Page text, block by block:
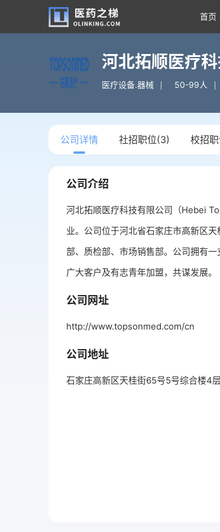
首页
河北拓顺医疗
医疗设备.器械 50-99人
公司详情 社招职位(3) 校招
公司介绍
河北拓顺医疗科技有限公司（Hebei
业。公司位于河北省石家庄市高新区
部、质检部、市场销售部。公司拥有
广大客户及有志青年加盟，共谋发展。
公司网址
http://www.topsonmed.com/cn
公司地址
石家庄高新区天桂街65号5号综合楼4